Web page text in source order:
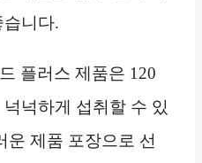
니다.
플러스 제품은 120
넉하게 섭취할 수 있
운 제품 포장으로 선